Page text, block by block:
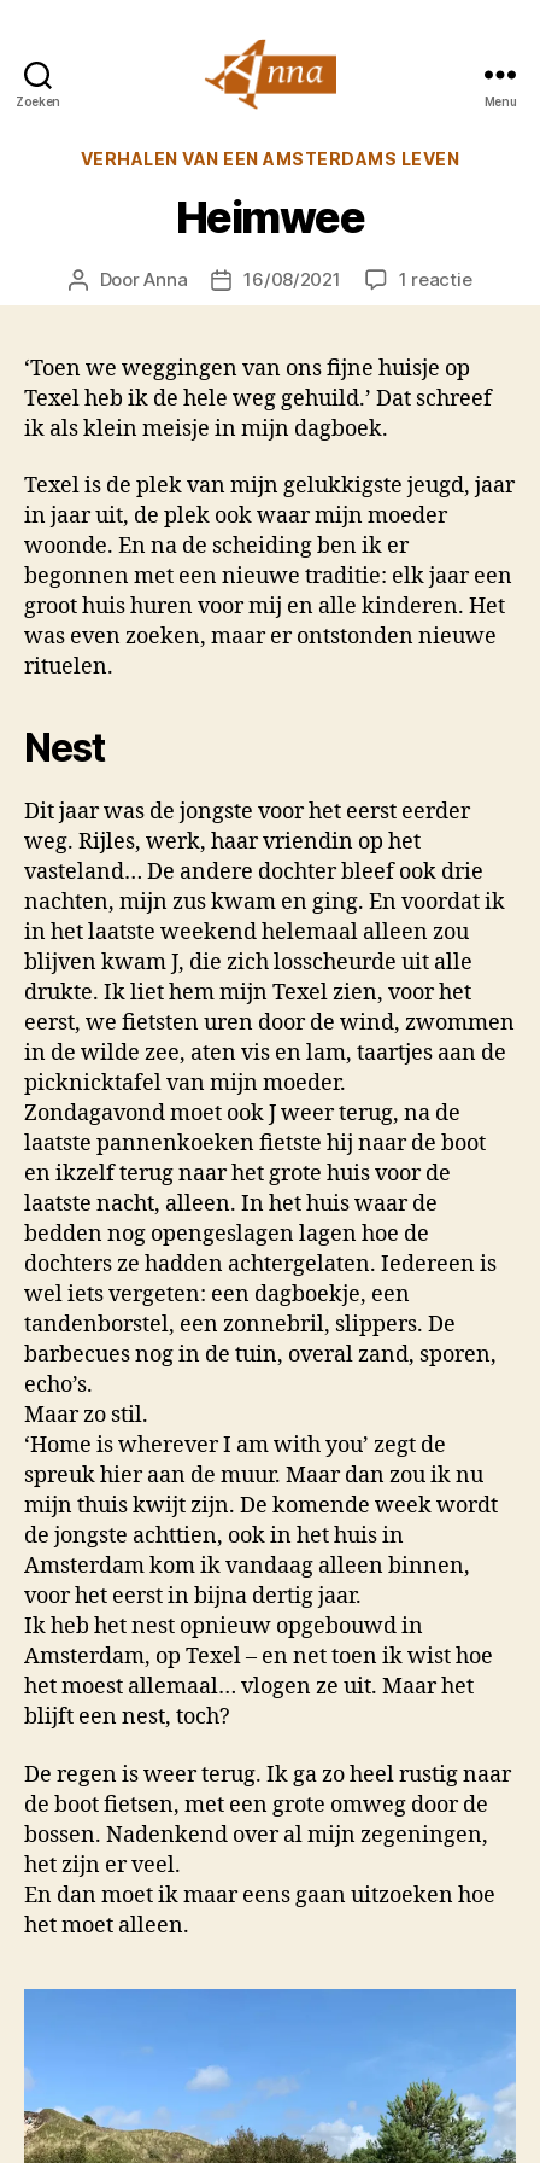
Zoeken
van
Menu
Categorieën
VERHALEN VAN EEN AMSTERDAMS LEVEN
Heimwee
Berichtauteur
DoorAnna Berichtdatum
16/08/2021 1 reactieop
‘Toen we weggingen van ons fijne huisje op
Texel heb ik de hele weg gehuild.’ Dat schreef
ik als klein meisje in mijn dagboek.
Texel is de plek van mijn gelukkigste jeugd, jaar
in jaar uit, de plek ook waar mijn moeder
woonde. En na de scheiding ben ik er
begonnen met een nieuwe traditie: elk jaar een
groot huis huren voor mij en alle kinderen. Het
was even zoeken, maar er ontstonden nieuwe
rituelen.
Nest
Dit jaar was de jongste voor het eerst eerder
weg. Rijles, werk, haar vriendin op het
vasteland… De andere dochter bleef ook drie
nachten, mijn zus kwam en ging. En voordat ik
in het laatste weekend helemaal alleen zou
blijven kwam J, die zich losscheurde uit alle
drukte. Ik liet hem mijn Texel zien, voor het
eerst, we fietsten uren door de wind, zwommen
in de wilde zee, aten vis en lam, taartjes aan de
picknicktafel van mijn moeder.
Zondagavond moet ook J weer terug, na de
laatste pannenkoeken fietste hij naar de boot
en ikzelf terug naar het grote huis voor de
laatste nacht, alleen. In het huis waar de
bedden nog opengeslagen lagen hoe de
dochters ze hadden achtergelaten. Iedereen is
wel iets vergeten: een dagboekje, een
tandenborstel, een zonnebril, slippers. De
barbecues nog in de tuin, overal zand, sporen,
echo’s.
Maar zo stil.
‘Home is wherever I am with you’ zegt de
spreuk hier aan de muur. Maar dan zou ik nu
mijn thuis kwijt zijn. De komende week wordt
de jongste achttien, ook in het huis in
Amsterdam kom ik vandaag alleen binnen,
voor het eerst in bijna dertig jaar.
Ik heb het nest opnieuw opgebouwd in
Amsterdam, op Texel – en net toen ik wist hoe
het moest allemaal… vlogen ze uit. Maar het
blijft een nest, toch?
De regen is weer terug. Ik ga zo heel rustig naar
de boot fietsen, met een grote omweg door de
bossen. Nadenkend over al mijn zegeningen,
het zijn er veel.
En dan moet ik maar eens gaan uitzoeken hoe
het moet alleen.